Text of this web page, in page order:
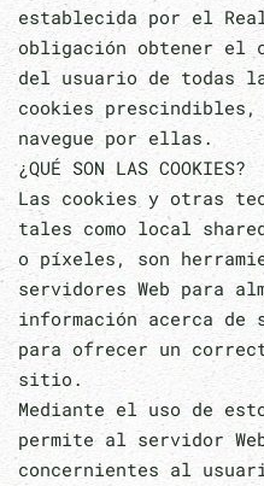
establecida por el
obligación obtener el
del usuario de todas
cookies prescindibles,
navegue por ellas.
¿QUÉ SON LAS COOKIES?
Las cookies y otras
tales como local
o píxeles, son
servidores Web para
información acerca
para ofrecer un
sitio.
Mediante el uso de
permite al servidor
concernientes al